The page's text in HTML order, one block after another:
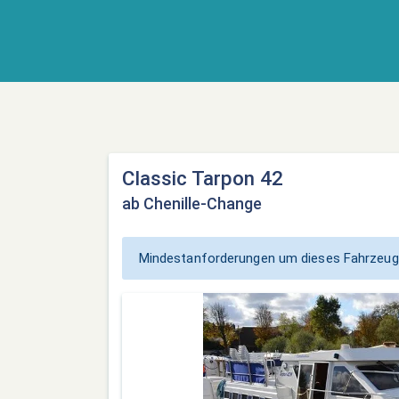
Classic Tarpon 42
ab Chenille-Change
Mindestanforderungen um dieses